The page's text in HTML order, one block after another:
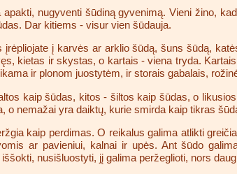
apakti, nugyventi šūdiną gyvenimą. Vieni žino,
Dar kitiems - visur vien šūdauja.
įrėpliojate į karvės ar arklio šūdą, šuns šūdą,
kietas ir skystas, o kartais - viena tryda.
ir plonom juostytėm, ir storais gabalais,
kaip šūdas, kitos - šiltos kaip šūdas, o
o nemažai yra daiktų, kurie smirda kaip tikras
kaip perdimas. O reikalus galima atlikti
ar pavieniui, kalnai ir upės. Ant šūdo
nusišluostyti, jį galima peržeglioti, nors